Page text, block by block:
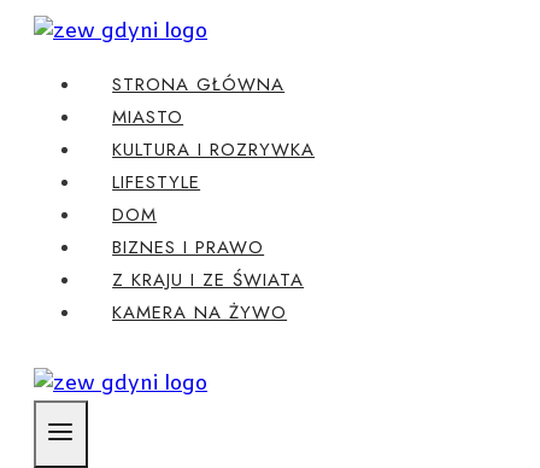
Przejdź
treści
STRONA GŁÓWNA
MIASTO
KULTURA I ROZRYWKA
LIFESTYLE
DOM
BIZNES I PRAWO
Z KRAJU I ZE ŚWIATA
KAMERA NA ŻYWO